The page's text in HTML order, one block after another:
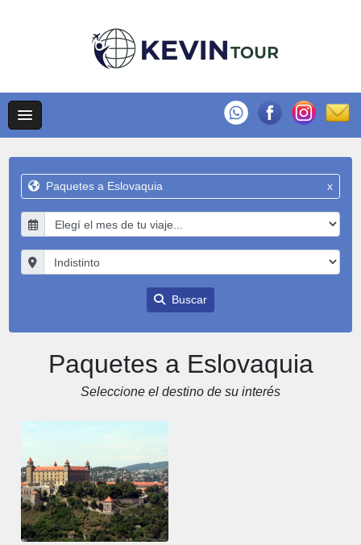
Paquetes a Eslovaquia x
Buscar
Paquetes a Eslovaquia
Seleccione el destino de su interés